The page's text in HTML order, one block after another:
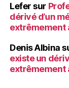
Lefer sur
dérivé d’un
extrêmement
Denis Albina
existe un
extrêmement